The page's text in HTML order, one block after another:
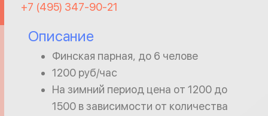
+7 (495) 347-90-21
Описание
Финская парная, до 6 челове
1200 руб/час
На зимний период цена от 1200 до
1500 в зависимости от количества